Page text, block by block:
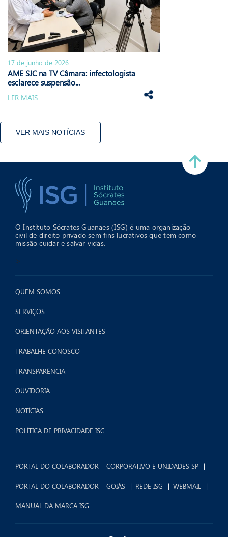
17 de junho de 2026
AME SJC na TV Câmara: infectologista
esclarece suspensão...
LER MAIS
VER MAIS NOTÍCIAS
O Instituto Sócrates Guanaes (ISG) é uma organização
civil de direito privado sem fins lucrativos que tem como
missão cuidar e salvar vidas.
>
QUEM SOMOS
SERVIÇOS
ORIENTAÇÃO AOS VISITANTES
TRABALHE CONOSCO
TRANSPARÊNCIA
OUVIDORIA
NOTÍCIAS
POLÍTICA DE PRIVACIDADE ISG
PORTAL DO COLABORADOR – CORPORATIVO E UNIDADES SP
PORTAL DO COLABORADOR – GOIÁS REDE ISG WEBMAIL
MANUAL DA MARCA ISG